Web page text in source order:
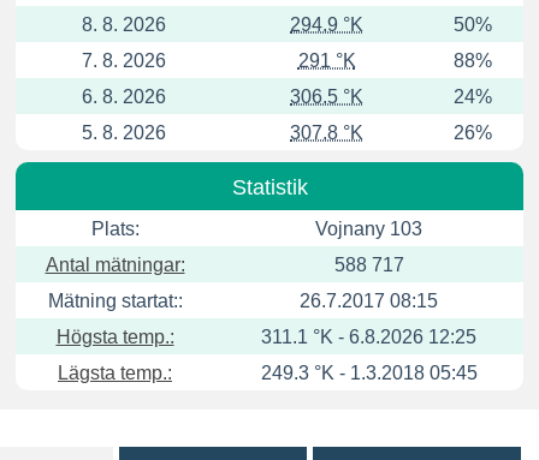
8. 8. 2026
294.9 °K
50%
7. 8. 2026
291 °K
88%
6. 8. 2026
306.5 °K
24%
5. 8. 2026
307.8 °K 26%
Statistik
Plats:
Vojnany 103
Antal mätningar:
588 717
Mätning startat::
26.7.2017 08:15
Högsta temp.:
311.1 °K - 6.8.2026 12:25
Lägsta temp.:
249.3 °K - 1.3.2018 05:45